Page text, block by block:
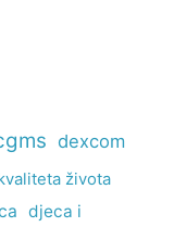
dexcom
života
djeca i